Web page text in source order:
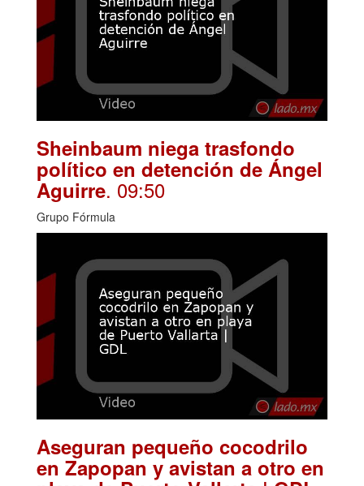
Sheinbaum niega trasfondo
político en detención de Ángel
Aguirre. 09:50
Grupo Fórmula
Aseguran pequeño cocodrilo
en Zapopan y avistan a otro en